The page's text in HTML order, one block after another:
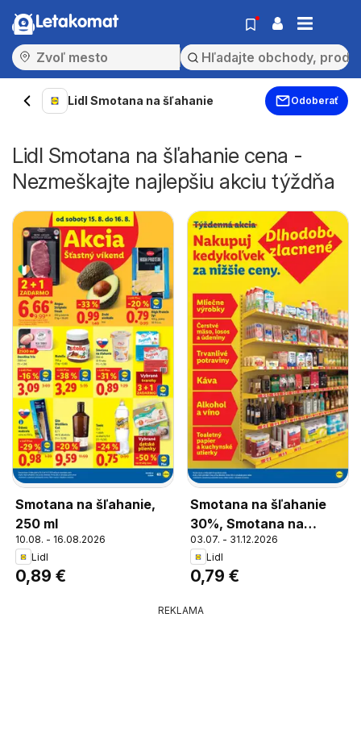
Letakomat
Lidl Smotana na šľahanie Odoberať
Lidl Smotana na šľahanie cena -
Nezmeškajte najlepšiu akciu týždňa
Smotana na šľahanie,
250 ml
10.08. - 16.08.2026
Lidl
0,89 €
Smotana na šľahanie
30%, Smotana na
šľahanie 30%
03.07. - 31.12.2026
Lidl
0,79 €
REKLAMA